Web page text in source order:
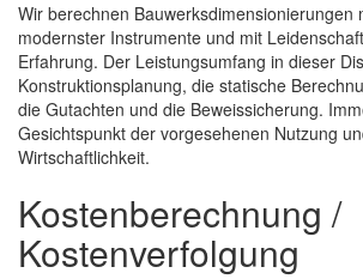
Wir berechnen Bauwerksdimensionierungen
modernster Instrumente und mit
Erfahrung. Der Leistungsumfang in dieser
Konstruktionsplanung, die statische
die Gutachten und die Beweissicherung.
Gesichtspunkt der vorgesehenen Nutzung
Wirtschaftlichkeit.
Kostenberechnung /
Kostenverfolgung